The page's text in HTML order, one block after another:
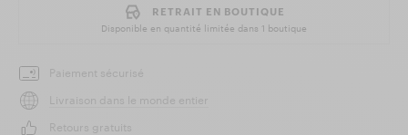
RETRAIT EN BOUTIQUE
Disponible en quantité limitée dans 1 boutique
Paiement sécurisé
Livraison dans le monde entier
Retours gratuits